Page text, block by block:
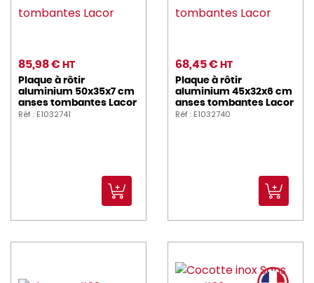
85,98 € HT
Plaque à rôtir
aluminium 50x35x7 cm
anses tombantes Lacor
Réf : E1032741
68,45 € HT
Plaque à rôtir
aluminium 45x32x6 cm
anses tombantes Lacor
Réf : E1032740